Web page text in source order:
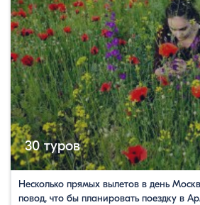
30 туров
Несколько прямых вылетов в день
повод, что бы планировать поездку в